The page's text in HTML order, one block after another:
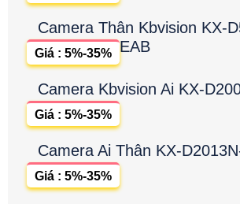
Camera Thân Kbvision KX-
EAB
Giá : 5%-35%
Camera Kbvision Ai KX-
Giá : 5%-35%
Camera Ai Thân KX-
Giá : 5%-35%